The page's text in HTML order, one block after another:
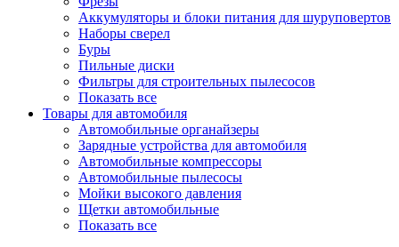
Аккумуляторы и блоки питания для шуруповертов
Наборы сверел
Буры
Пильные диски
Фильтры для строительных пылесосов
Показать все
Товары для автомобиля
Автомобильные органайзеры
Зарядные устройства для автомобиля
Автомобильные компрессоры
Автомобильные пылесосы
Мойки высокого давления
Щетки автомобильные
Показать все